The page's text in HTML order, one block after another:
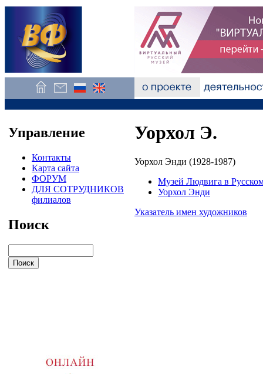
Управление
Контакты
Карта сайта
ФОРУМ
ДЛЯ СОТРУДНИКОВ
филиалов
Поиск
Уорхол Э.
Уорхол Энди (1928-1987)
Музей Людвига в
Уорхол Энди
Указатель имен художников